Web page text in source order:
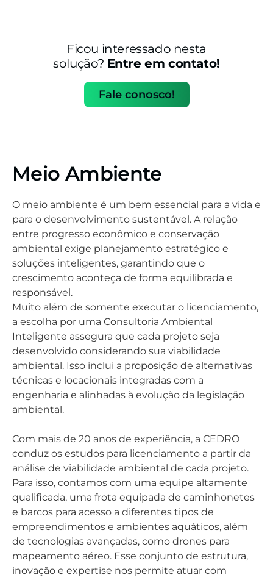
Ficou interessado nesta
solução? Entre em contato!
Fale conosco!
Meio Ambiente
O meio ambiente é um bem essencial para a vida e
para o desenvolvimento sustentável. A relação
entre progresso econômico e conservação
ambiental exige planejamento estratégico e
soluções inteligentes, garantindo que o
crescimento aconteça de forma equilibrada e
responsável.
Muito além de somente executar o licenciamento,
a escolha por uma Consultoria Ambiental
Inteligente assegura que cada projeto seja
desenvolvido considerando sua viabilidade
ambiental. Isso inclui a proposição de alternativas
técnicas e locacionais integradas com a
engenharia e alinhadas à evolução da legislação
ambiental.
Com mais de 20 anos de experiência, a CEDRO
conduz os estudos para licenciamento a partir da
análise de viabilidade ambiental de cada projeto.
Para isso, contamos com uma equipe altamente
qualificada, uma frota equipada de caminhonetes
e barcos para acesso a diferentes tipos de
empreendimentos e ambientes aquáticos, além
de tecnologias avançadas, como drones para
mapeamento aéreo. Esse conjunto de estrutura,
inovação e expertise nos permite atuar com